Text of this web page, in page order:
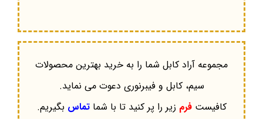
مجموعه آراد کابل شما را به خرید بهترین محصولات
سیم، کابل و فیبرنوری دعوت می نماید.
کافیستفرم زیر را پر کنید تا با شماتماس بگیریم.